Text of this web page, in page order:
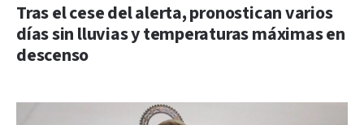
Tras el cese del alerta, pronostican varios
días sin lluvias y temperaturas máximas en
descenso